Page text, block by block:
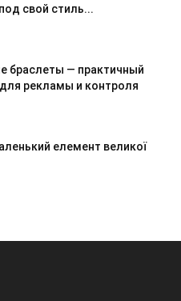
свой стиль...
браслеты — практичный
рекламы и контроля
елемент великої